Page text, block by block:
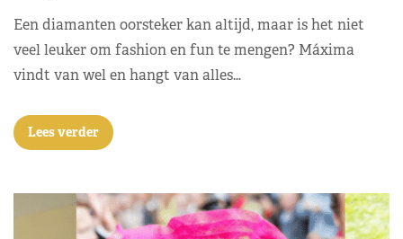
Een diamanten oorsteker kan altijd, maar is het niet
veel leuker om fashion en fun te mengen? Máxima
vindt van wel en hangt van alles…
Lees verder